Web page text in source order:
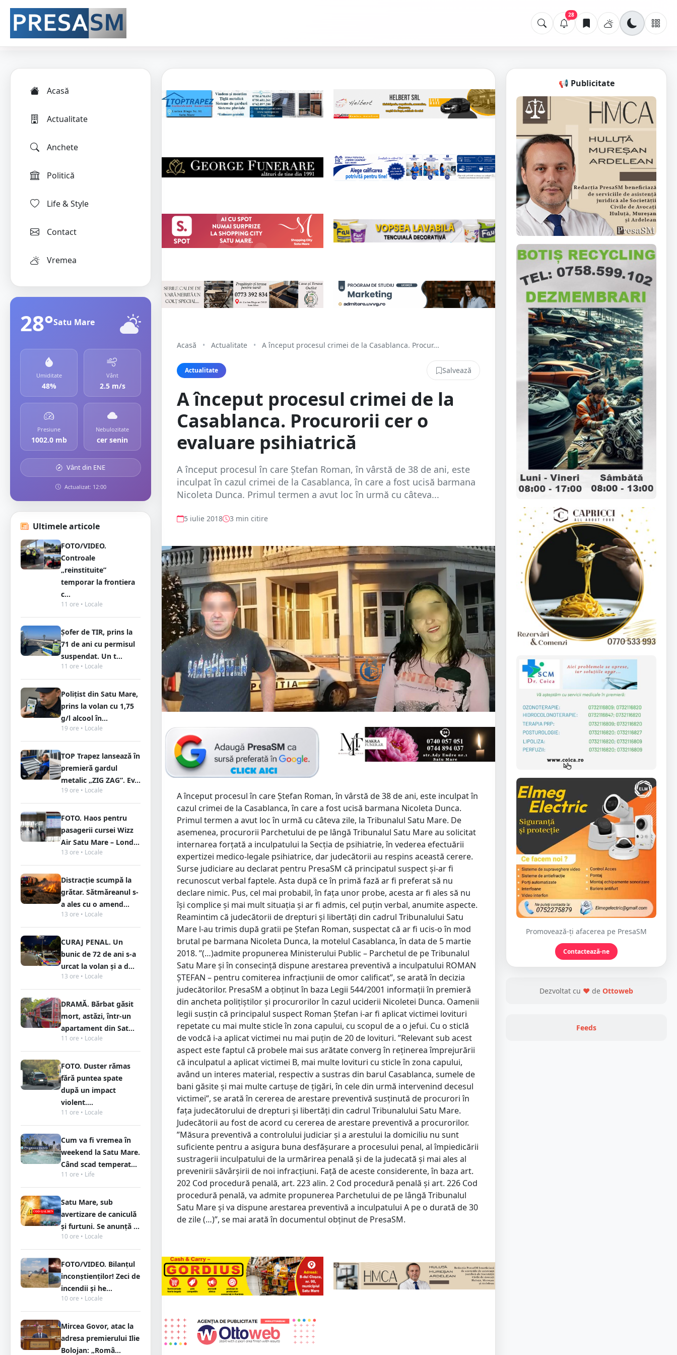
28
Acasă
Actualitate
Anchete
Politică
Life & Style
Contact
Vremea
28°Satu Mare
Umiditate
48%
Vânt
2.5 m/s
Presiune
1002.0 mb
Nebulozitate
cer senin
Vânt din ENE
Actualizat: 12:00
Ultimele articole
FOTO/VIDEO.
Controale
„reinstituite”
temporar la frontiera
c...
11 ore • Locale
Șofer de TIR, prins la
71 de ani cu permisul
suspendat. Un t...
11 ore • Locale
Polițist din Satu Mare,
prins la volan cu 1,75
g/l alcool în...
19 ore • Locale
TOP Trapez lansează în
premieră gardul
metalic „ZIG ZAG”. Ev...
19 ore • Locale
FOTO. Haos pentru
pasagerii cursei Wizz
Air Satu Mare – Lond...
13 ore • Locale
Distracție scumpă la
grătar. Sătmăreanul s-
a ales cu o amend...
13 ore • Locale
CURAJ PENAL. Un
bunic de 72 de ani s-a
urcat la volan și a d...
13 ore • Locale
DRAMĂ. Bărbat găsit
mort, astăzi, într-un
apartament din Sat...
11 ore • Locale
FOTO. Duster rămas
fără puntea spate
după un impact
violent....
11 ore • Locale
Cum va fi vremea în
weekend la Satu Mare.
Când scad temperat...
11 ore • Life
Satu Mare, sub
avertizare de caniculă
și furtuni. Se anunță ...
10 ore • Locale
FOTO/VIDEO. Bilanțul
inconștienților! Zeci de
incendii și he...
10 ore • Locale
Mircea Govor, atac la
adresa premierului Ilie
Bolojan: „Româ...
Acasă • Actualitate • A început procesul crimei de la Casablanca. Procur...
Actualitate Salvează
A început procesul crimei de la
Casablanca. Procurorii cer o
evaluare psihiatrică
A început procesul în care Ștefan Roman, în vârstă de 38 de ani, este
inculpat în cazul crimei de la Casablanca, în care a fost ucisă barmana
Nicoleta Dunca. Primul termen a avut loc în urmă cu câteva...
5 iulie 2018 3 min citire
A început procesul în care Ștefan Roman, în vârstă de 38 de ani, este inculpat în
cazul crimei de la Casablanca, în care a fost ucisă barmana Nicoleta Dunca.
Primul termen a avut loc în urmă cu câteva zile, la Tribunalul Satu Mare. De
asemenea, procurorii Parchetului de pe lângă Tribunalul Satu Mare au solicitat
internarea forțată a inculpatului la Secția de psihiatrie, în vederea efectuării
expertizei medico-legale psihiatrice, dar judecătorii au respins această cerere.
Surse judiciare au declarat pentru PresaSM că principatul suspect și-ar fi
recunoscut verbal faptele. Asta după ce în primă fază ar fi preferat să nu
declare nimic. Pus, cel mai probabil, în fața unor probe, acesta ar fi ales să nu
își complice și mai mult situația și ar fi admis, cel puțin verbal, anumite aspecte.
Reamintim că judecătorii de drepturi și libertăți din cadrul Tribunalului Satu
Mare l-au trimis după gratii pe Ștefan Roman, suspectat că ar fi ucis-o în mod
brutal pe barmana Nicoleta Dunca, la motelul Casablanca, în data de 5 martie
2018. ”(…)admite propunerea Ministerului Public – Parchetul de pe Tribunalul
Satu Mare şi în consecinţă dispune arestarea preventivă a inculpatului ROMAN
ŞTEFAN – pentru comiterea infracţiunii de omor calificat”, se arată în decizia
judecătorilor. PresaSM a obținut în baza Legii 544/2001 informații în premieră
din ancheta polițiștilor și procurorilor în cazul uciderii Nicoletei Dunca. Oamenii
legii susțin că principalul suspect Roman Ștefan i-ar fi aplicat victimei lovituri
repetate cu mai multe sticle în zona capului, cu scopul de a o jefui. Cu o sticlă
de vodcă i-a aplicat victimei nu mai puțin de 20 de lovituri. ”Relevant sub acest
aspect este faptul că probele mai sus arătate converg în reţinerea împrejurării
că inculpatul a aplicat victimei B, mai multe lovituri cu sticle în zona capului,
având un interes material, respectiv a sustras din barul Casablanca, sumele de
bani găsite şi mai multe cartuşe de ţigări, în cele din urmă intervenind decesul
victimei”, se arată în cererea de arestare preventivă susținută de procurori în
fața judecătorului de drepturi și libertăți din cadrul Tribunalului Satu Mare.
Judecătorii au fost de acord cu cererea de arestare preventivă a procurorilor.
”Măsura preventivă a controlului judiciar şi a arestului la domiciliu nu sunt
suficiente pentru a asigura buna desfăşurare a procesului penal, al împiedicării
sustragerii inculpatului de la urmărirea penală şi de la judecată şi mai ales al
prevenirii săvârşirii de noi infracţiuni. Faţă de aceste considerente, în baza art.
202 Cod procedură penală, art. 223 alin. 2 Cod procedură penală şi art. 226 Cod
procedură penală, va admite propunerea Parchetului de pe lângă Tribunalul
Satu Mare şi va dispune arestarea preventivă a inculpatului A pe o durată de 30
de zile (…)”, se mai arată în documentul obținut de PresaSM.
📢 Publicitate
Promovează-ți afacerea pe PresaSM
Contactează-ne
Dezvoltat cu ❤ de Ottoweb
Feeds